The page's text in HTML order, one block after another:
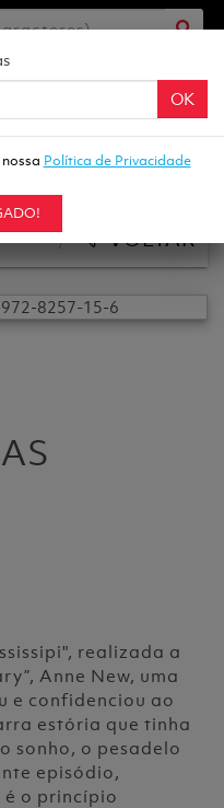
VOLTAR
realizada a
Anne New, uma
e confidenciou ao
estória que tinha
sonho, o pesadelo
episódio,
o princípio
OK
Política de Privacidade